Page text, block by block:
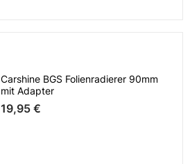
Carshine BGS Folienradierer 90mm
mit Adapter
19,95 €